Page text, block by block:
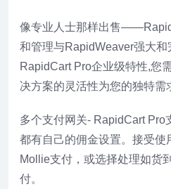
像专业人士那样出售
和管理与RapidWeaver强大和
RapidCart Pro企业级特性,您
决方案的灵活性为您的独特需
多个支付网关- RapidCart Pro
都有自己的佣金设置。接受使
Mollie支付，或选择处理如货
付。